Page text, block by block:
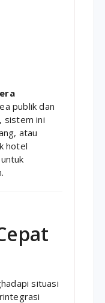
publik dan
, sistem ini
atau
hotel
situasi